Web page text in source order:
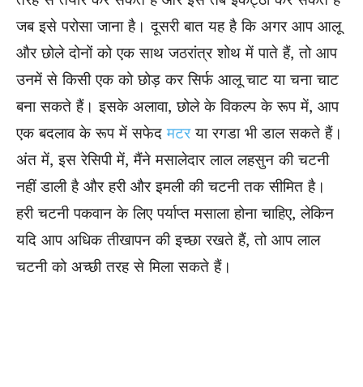
जब इसे परोसा जाना है। दूसरी बात यह है कि अगर आप आलू
और छोले दोनों को एक साथ जठरांत्र शोथ में पाते हैं, तो आप
उनमें से किसी एक को छोड़ कर सिर्फ आलू चाट या चना चाट
बना सकते हैं। इसके अलावा, छोले के विकल्प के रूप में, आप
एक बदलाव के रूप में सफेदमटरया रगडा भी डाल सकते हैं।
अंत में, इस रेसिपी में, मैंने मसालेदार लाल लहसुन की चटनी
नहीं डाली है और हरी और इमली की चटनी तक सीमित है।
हरी चटनी पकवान के लिए पर्याप्त मसाला होना चाहिए, लेकिन
यदि आप अधिक तीखापन की इच्छा रखते हैं, तो आप लाल
चटनी को अच्छी तरह से मिला सकते हैं।